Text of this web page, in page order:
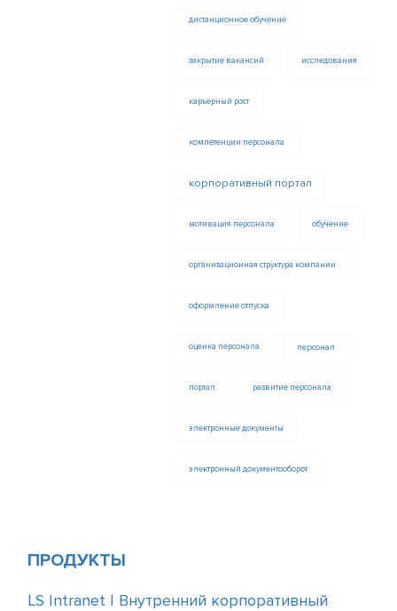
дистанционное обучение
закрытие вакансий исследования
карьерный рост
компетенции персонала
корпоративный портал
мотивация персонала обучение
организационная структура компании
оформление отпуска
оценка персонала персонал
портал развитие персонала
электронные документы
электронный документооборот
ПРОДУКТЫ
LS Intranet | Внутренний корпоративный